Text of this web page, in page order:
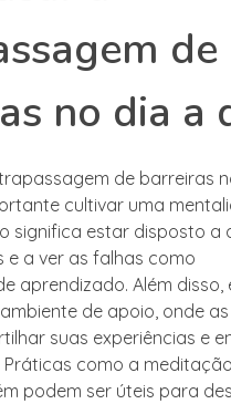
de
no dia a
de barreiras
cultivar uma
significa estar disposto a
e a ver as falhas como
aprendizado. Além disso,
de apoio, onde
suas experiências e
Práticas como a
podem ser úteis para